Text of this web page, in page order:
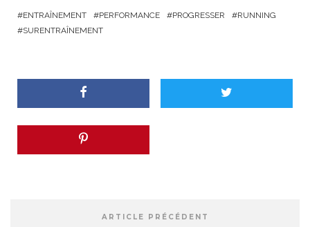
ENTRAÎNEMENT PERFORMANCE PROGRESSER
RUNNING
SURENTRAÎNEMENT
ARTICLE PRÉCÉDENT